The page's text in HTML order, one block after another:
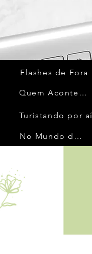
Flashes de Fora
Quem Acontece
Turistando por aí
No Mundo da Moda